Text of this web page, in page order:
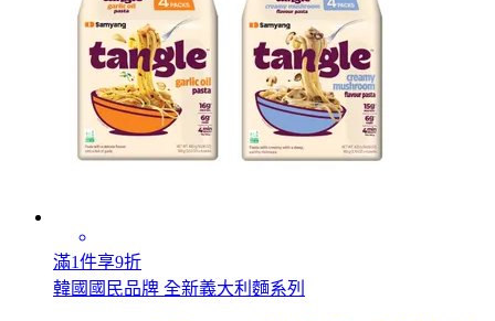
滿1件享9折
韓國國民品牌 全新義大利麵系列